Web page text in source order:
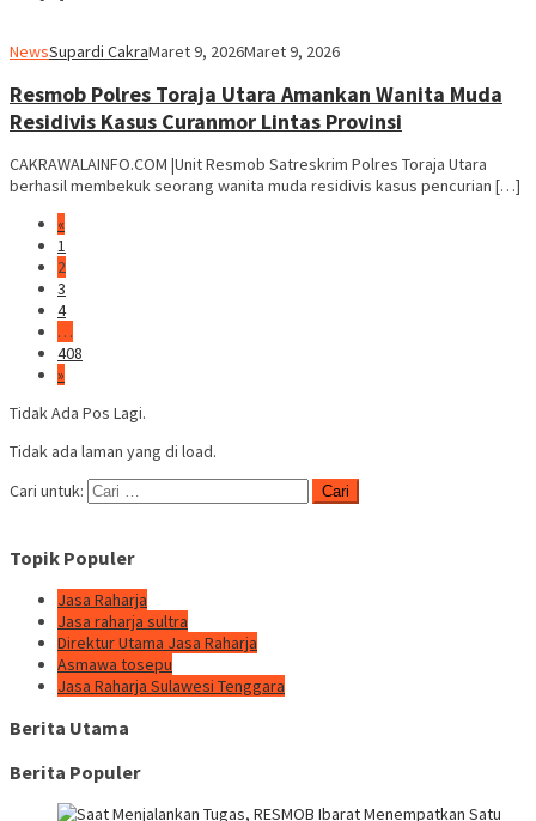
NewsSupardi CakraMaret 9, 2026Maret 9, 2026
Resmob Polres Toraja Utara Amankan Wanita Muda
Residivis Kasus Curanmor Lintas Provinsi
CAKRAWALAINFO.COM |Unit Resmob Satreskrim Polres Toraja Utara
berhasil membekuk seorang wanita muda residivis kasus pencurian […]
«
1
2
3
4
…
408
»
Tidak Ada Pos Lagi.
Tidak ada laman yang di load.
Cari untuk:
Topik Populer
Jasa Raharja
Jasa raharja sultra
Direktur Utama Jasa Raharja
Asmawa tosepu
Jasa Raharja Sulawesi Tenggara
Berita Utama
Berita Populer